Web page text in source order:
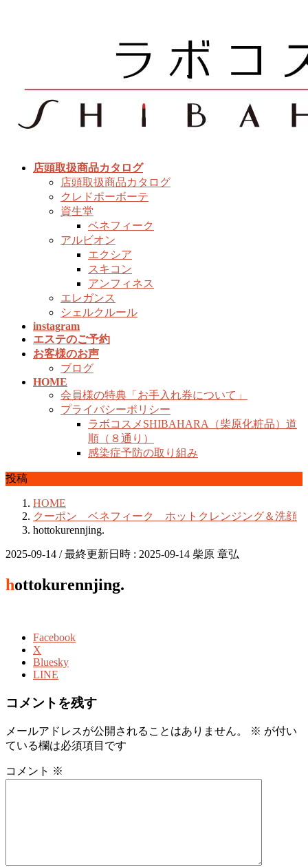
店頭取扱商品カタログ
店頭取扱商品カタログ
クレドポーボーテ
資生堂
ベネフィーク
アルビオン
エクシア
スキコン
アンフィネス
エレガンス
シェルクルール
instagram
エステのご予約
お客様のお声
ブログ
HOME
会員様の特典「お手入れ券について」
プライバシーポリシー
ラボコスメSHIBAHARA（柴原化粧品）道
順（８通り）
感染症予防の取り組み
投稿
HOME
クーポン ベネフィーク ホットクレンジング＆洗顔
hottokurennjing.
2025-09-14 / 最終更新日時 : 2025-09-14 柴原 章弘
hottokurennjing.
Facebook
X
Bluesky
LINE
コメントを残す
メールアドレスが公開されることはありません。 ※ が付い
ている欄は必須項目です
コメント ※